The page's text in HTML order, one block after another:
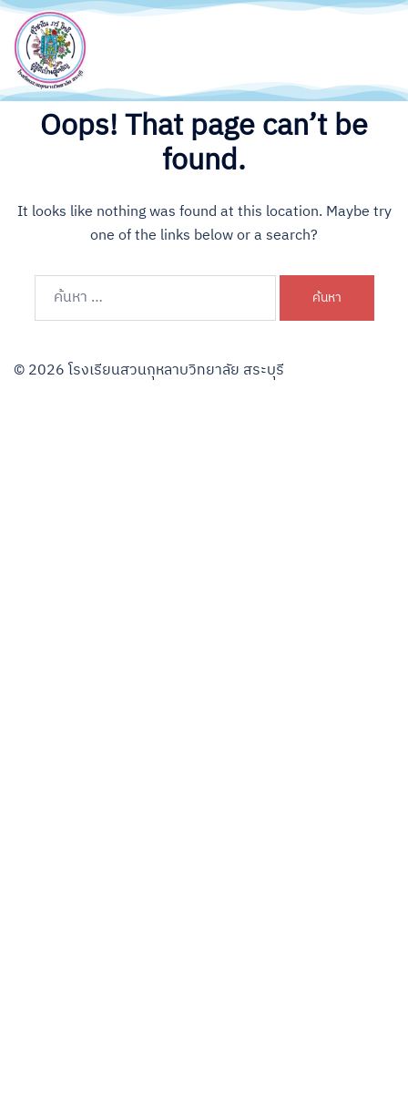
Oops! That page can’t be
found.
It looks like nothing was found at this location. Maybe try
one of the links below or a search?
© 2026 โรงเรียนสวนกุหลาบวิทยาลัย สระบุรี